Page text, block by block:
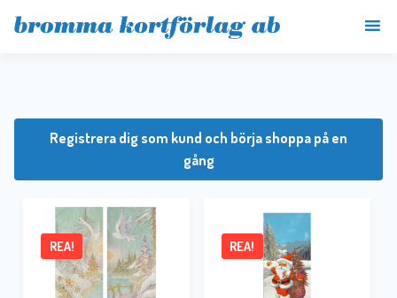
Registrera dig som kund och börja shoppa på en
gång
REA! REA!